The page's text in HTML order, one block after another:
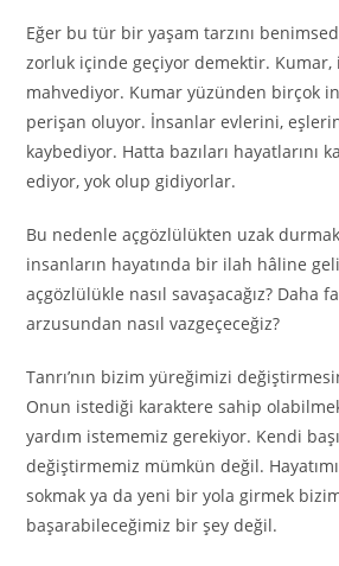
Eğer bu tür bir yaşam tarzını
zorluk içinde geçiyor demektir. Kumar,
mahvediyor. Kumar yüzünden birçok
perişan oluyor. İnsanlar evlerini,
kaybediyor. Hatta bazıları hayatlarını
ediyor, yok olup gidiyorlar.
Bu nedenle açgözlülükten uzak
insanların hayatında bir ilah hâline
açgözlülükle nasıl savaşacağız? Daha
arzusundan nasıl vazgeçeceğiz?
Tanrı’nın bizim yüreğimizi
Onun istediği karaktere sahip
yardım istememiz gerekiyor. Kendi
değiştirmemiz mümkün değil.
sokmak ya da yeni bir yola girmek
başarabileceğimiz bir şey değil.